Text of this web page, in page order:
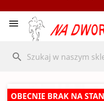

search
OBECNIE BRAK NA